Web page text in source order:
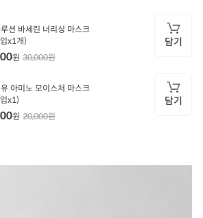
션 바세린 너리싱 마스크
x1개)
30,000원
원
담기
아미노 모이스처 마스크
x1)
20,000원
원
담기